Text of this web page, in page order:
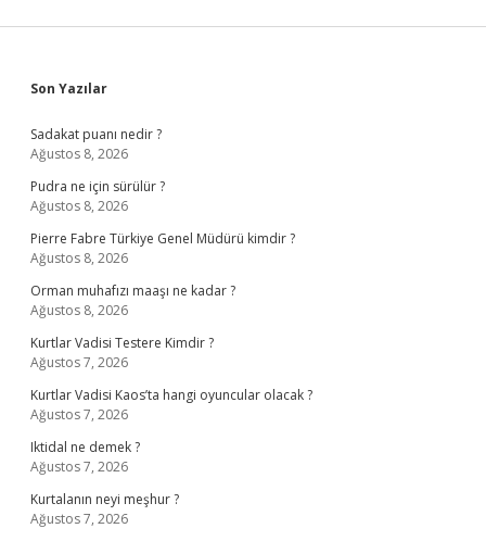
Sidebar
Son Yazılar
Sadakat puanı nedir ?
Ağustos 8, 2026
Pudra ne için sürülür ?
Ağustos 8, 2026
Pierre Fabre Türkiye Genel Müdürü kimdir ?
Ağustos 8, 2026
Orman muhafızı maaşı ne kadar ?
Ağustos 8, 2026
Kurtlar Vadisi Testere Kimdir ?
Ağustos 7, 2026
Kurtlar Vadisi Kaos’ta hangi oyuncular olacak ?
Ağustos 7, 2026
Iktidal ne demek ?
Ağustos 7, 2026
Kurtalanın neyi meşhur ?
Ağustos 7, 2026